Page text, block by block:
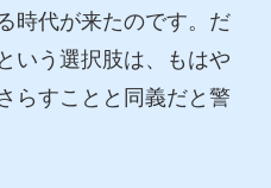
時代が来たのです。だ
いう選択肢は、もはや
らすことと同義だと警